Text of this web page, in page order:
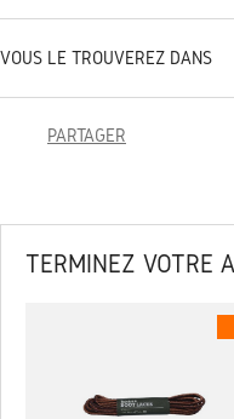
VOUS LE TROUVEREZ DANS
PARTAGER
TERMINEZ VOTRE